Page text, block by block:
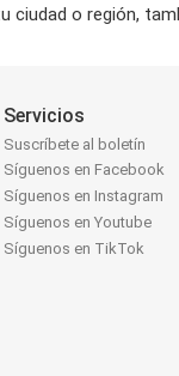
o región,
Servicios
Suscríbete al boletín
Síguenos en Facebook
Síguenos en Instagram
Síguenos en Youtube
Síguenos en TikTok